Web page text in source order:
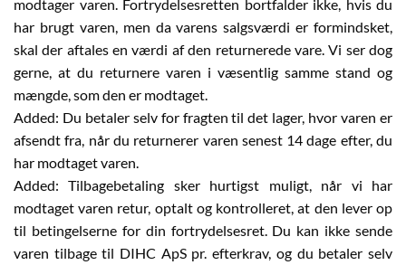
modtager varen. Fortrydelsesretten bortfalder ikke, hvis du
har brugt varen, men da varens salgsværdi er formindsket,
skal der aftales en værdi af den returnerede vare. Vi ser dog
gerne, at du returnere varen i væsentlig samme stand og
mængde, som den er modtaget.
Added: Du betaler selv for fragten til det lager, hvor varen er
afsendt fra, når du returnerer varen senest 14 dage efter, du
har modtaget varen.
Added: Tilbagebetaling sker hurtigst muligt, når vi har
modtaget varen retur, optalt og kontrolleret, at den lever op
til betingelserne for din fortrydelsesret. Du kan ikke sende
varen tilbage til DIHC ApS pr. efterkrav, og du betaler selv